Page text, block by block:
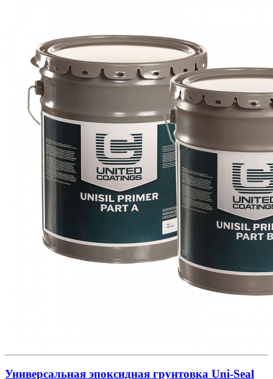
Универсальная эпоксидная грунтовка Uni-Seal